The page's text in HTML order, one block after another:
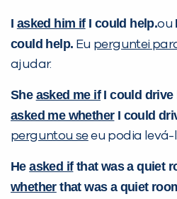
I asked him ifI could help.ou
could help. Eu perguntei
ajudar.
She asked me ifI could drive
asked me whetherI could
perguntou seeu podia levá-
Heasked ifthat was a quiet
whetherthat was a quiet